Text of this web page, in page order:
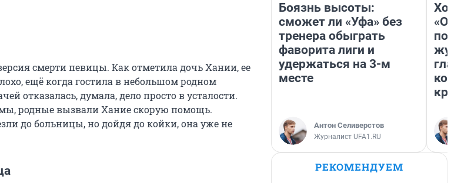
смерти певицы. Как отметила дочь Хании, ее
ещё когда гостила в небольшом родном
отказалась, думала, дело просто в усталости.
родные вызвали Хание скорую помощь.
до больницы, но дойдя до койки, она уже не
Боязнь высоты:
сможет ли «Уфа» без
тренера обыграть
фаворита лиги и
удержаться на 3-м
месте
Антон Селиверстов
Журналист UFA1.RU
Хоть
РЕКОМЕНДУЕМ